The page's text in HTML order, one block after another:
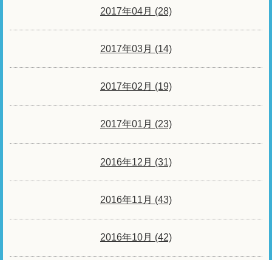
2017年04月 (28)
2017年03月 (14)
2017年02月 (19)
2017年01月 (23)
2016年12月 (31)
2016年11月 (43)
2016年10月 (42)